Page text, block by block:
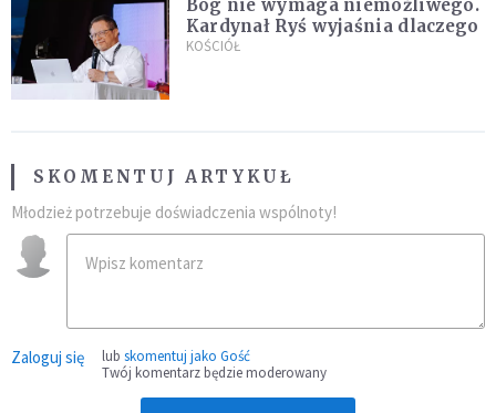
Bóg nie wymaga niemożliwego.
Kardynał Ryś wyjaśnia dlaczego
KOŚCIÓŁ
SKOMENTUJ ARTYKUŁ
Młodzież potrzebuje doświadczenia wspólnoty!
Zaloguj się lub skomentuj jako Gość
Twój komentarz będzie moderowany